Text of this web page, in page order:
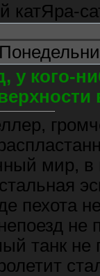
катЯра-
у кого-
мир, в
пехота
не
танк не